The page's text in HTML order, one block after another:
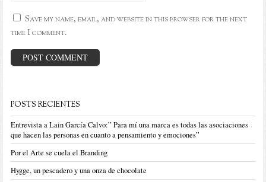
Save my name, email, and website in this browser for the next
time I comment.
POSTS RECIENTES
Entrevista a Lain García Calvo:” Para mí una marca es todas las asociaciones
que hacen las personas en cuanto a pensamiento y emociones”
Por el Arte se cuela el Branding
Hygge, un pescadero y una onza de chocolate